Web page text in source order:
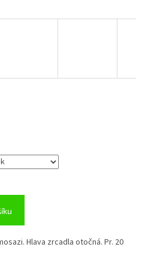
Hlava zrcadla otočná. Pr. 20